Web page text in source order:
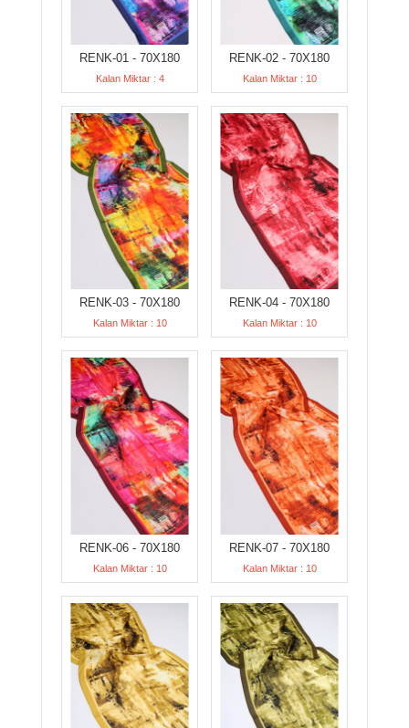
RENK-01 - 70X180
Kalan Miktar : 4
RENK-02 - 70X180
Kalan Miktar : 10
RENK-03 - 70X180
Kalan Miktar : 10
RENK-04 - 70X180
Kalan Miktar : 10
RENK-06 - 70X180
Kalan Miktar : 10
RENK-07 - 70X180
Kalan Miktar : 10